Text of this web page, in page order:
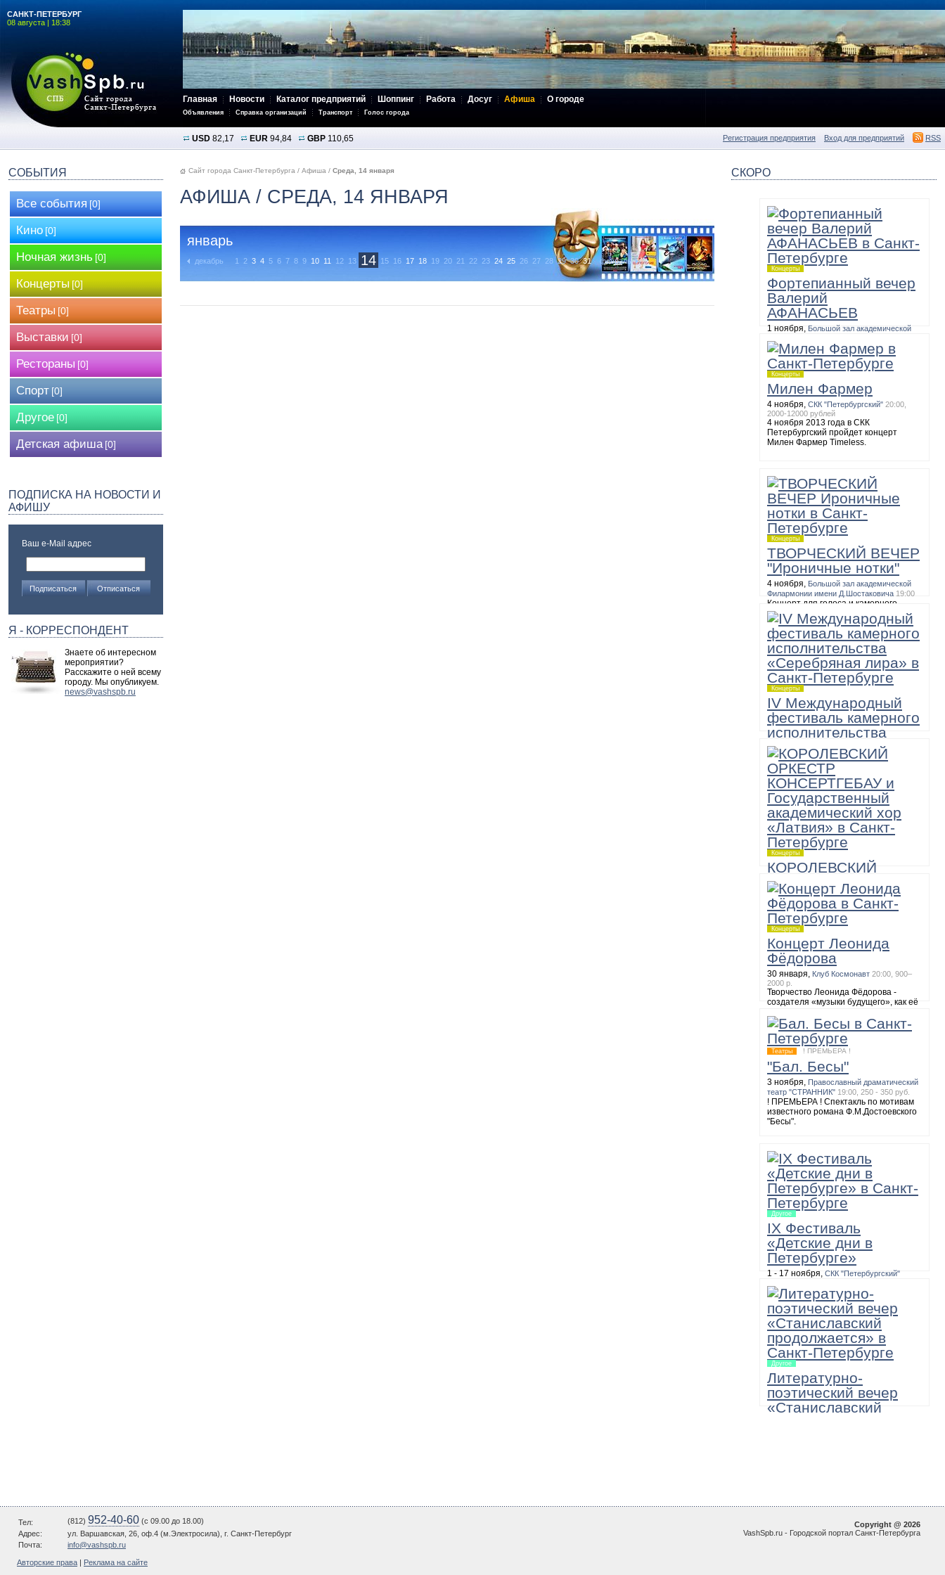
САНКТ-ПЕТЕРБУРГ
08 августа | 18:38
Главная Новости Каталог предприятий Шоппинг Работа Досуг Афиша О городе
Объявления Справка организаций Транспорт Голос города
USD 82,17 EUR 94,84 GBP 110,65 Регистрация предприятия Вход для предприятий RSS
СОБЫТИЯ
Все события[0]
Кино[0]
Ночная жизнь [0]
Концерты [0]
Театры [0]
Выставки [0]
Рестораны [0]
Спорт [0]
Другое [0]
Детская афиша [0]
ПОДПИСКА НА НОВОСТИ И
АФИШУ
Ваш e-Mail адрес
Я - КОРРЕСПОНДЕНТ
Знаете об интересном
мероприятии?
Расскажите о ней всему
городу. Мы опубликуем.
news@vashspb.ru
Сайт города Санкт-Петербурга / Афиша / Среда, 14 января
АФИША / СРЕДА, 14 ЯНВАРЯ
январь
декабрь 1 2 3 4 5 6 7 8 9 10 11 12 13 14 15 16 17 18 19 20 21 22 23 24 25 26 27 28 29 30 31 февраль
СКОРО
Концерты
Фортепианный вечер
Валерий
АФАНАСЬЕВ
1 ноября, Большой зал академической
БЕТХОВЕН. Сонаты №№ 10, 15, 17,
27
Концерты
Милен Фармер
4 ноября, СКК "Петербургский" 20:00,
2000-12000 рублей
4 ноября 2013 года в СКК
Петербургский пройдет концерт
Милен Фармер Timeless.
Концерты
ТВОРЧЕСКИЙ ВЕЧЕР
"Ироничные нотки"
4 ноября, Большой зал академической
Филармонии имени Д.Шостаковича 19:00
Концерт для голоса и камерного
оркестра
Концерты
IV Международный
фестиваль камерного
исполнительства
«Серебряная лира»
6 ноября,Большой зал академической
Филармонии имени Д.Шостаковича
«А теперь — Моцарт!» Музыкально-
комедийное шоу
Концерты
КОРОЛЕВСКИЙ
ОРКЕСТР
КОНСЕРТГЕБАУ и
Государственный
академический хор
«Латвия»
8 ноября,Большой зал академической
Филармонии имени Д.Шостаковича
МАЛЕР. Симфония №2
Концерты
Концерт Леонида
Фёдорова
30 января, Клуб Космонавт 20:00, 900–
2000 р.
Творчество Леонида Фёдорова -
создателя «музыки будущего», как её
послушать 30 января на сольном
концерте. Музыкант исполнит
собственные композиции и
полюбившиеся многим мелодии
группы «АукцЫона».
Театры ! ПРЕМЬЕРА !
"Бал. Бесы"
3 ноября, Православный драматический
театр "СТРАННИК" 19:00, 250 - 350 руб.
! ПРЕМЬЕРА ! Спектакль по мотивам
известного романа Ф.М.Достоевского
"Бесы".
Другое
IX Фестиваль
«Детские дни в
Петербурге»
1 - 17 ноября, СКК "Петербургский"
Масштабная двухнедельная
программа, в которую входят игра-
путешествие по музеям «12345 – я
иду искать!», а также выставки, акции,
мастер-классы и игровые занятия для
детей и подростков.
Другое
Литературно-
поэтический вечер
«Станиславский
Тел: (812) 952-40-60 (c 09.00 до 18.00)
Адрес:
ул. Варшавская, 26, оф.4 (м.Электросила), г. Санкт-Петербург
Почта:
info@vashspb.ru
Авторские права Реклама на сайте
Copyright @ 2026
VashSpb.ru - Городской портал Санкт-Петербурга